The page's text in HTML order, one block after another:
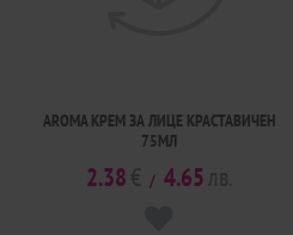
AROMA КРЕМ ЗА ЛИЦЕ КРАСТАВИЧЕН
75МЛ
2.38 / 4.65